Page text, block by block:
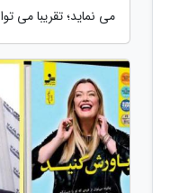
می نماید؛ تقریبا می